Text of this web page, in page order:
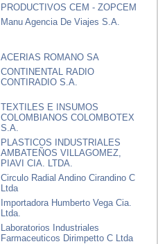
PRODUCTIVOS CEM - ZOPCEM
Manu Agencia De Viajes S.A.
ACERIAS ROMANO SA
CONTINENTAL RADIO
CONTIRADIO S.A.
TEXTILES E INSUMOS
COLOMBIANOS COLOMBOTEX
S.A.
PLASTICOS INDUSTRIALES
AMBATEÑOS VILLAGOMEZ,
PIAVI CIA. LTDA.
Circulo Radial Andino Cirandino C
Ltda
Importadora Humberto Vega Cia.
Ltda.
Laboratorios Industriales
Farmaceuticos Dirimpetto C Ltda